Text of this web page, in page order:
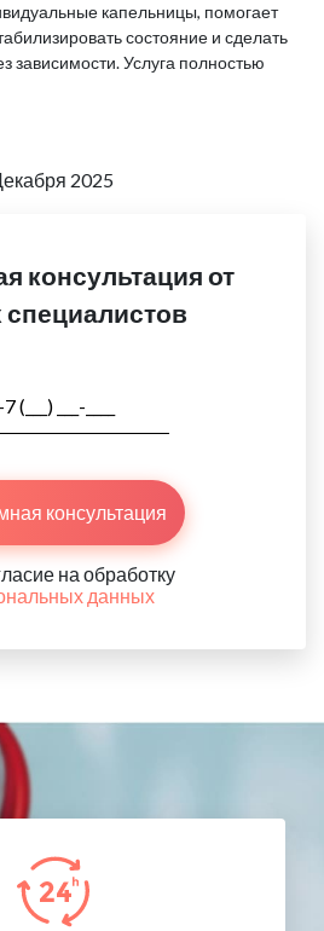
капельницы, помогает
состояние и сделать
зависимости. Услуга полностью
2025
консультация от
консультация
на обработку
данных